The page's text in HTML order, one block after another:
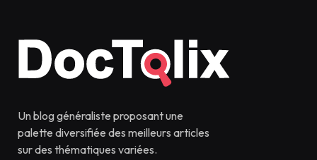
Un blog généraliste proposant une
palette diversifiée des meilleurs articles
sur des thématiques variées.